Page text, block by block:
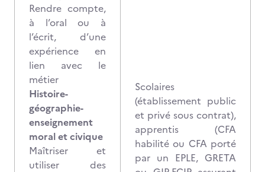
Rendre compte,
à l’oral ou à
l’écrit, d’une
expérience en
lien avec le
métier
Histoire-
géographie-
enseignement
moral et civique
Maîtriser et
utiliser des
Scolaires
(établissement public
et privé sous contrat),
apprentis (CFA
habilité ou CFA porté
par un EPLE, GRETA